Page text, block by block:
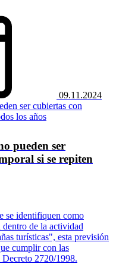
09.11.2024
pueden ser
si se repiten
se identifiquen como
de la actividad
turísticas", esta previsión
cumplir con las
2720/1998.